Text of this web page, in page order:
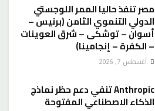
مصر تنفذ حاليا الممر اللوجستي
الدولي التنموي الثامن (برنيس –
أسوان – توشكى – شرق العوينات
– الكفرة – إنجامينا)
أغسطس 7, 2026
Anthropic تنفي دعم حظر نماذج
الذكاء الاصطناعي المفتوحة